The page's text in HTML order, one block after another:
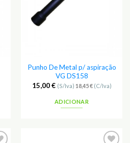
Punho De Metal p/ aspiração
VG DS158
15,00€ (S/Iva) 18,45€(C/Iva)
ADICIONAR